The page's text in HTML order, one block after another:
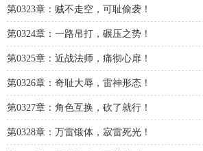
第0323章：贼不走空，可耻偷袭！
第0324章：一路吊打，碾压之势！
第0325章：近战法师，痛彻心扉！
第0326章：奇耻大辱，雷神形态！
第0327章：角色互换，砍了就行！
第0328章：万雷锻体，寂雷死光！